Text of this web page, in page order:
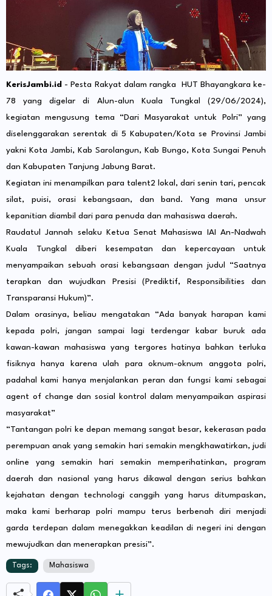
KerisJambi.id - Pesta Rakyat dalam rangka HUT Bhayangkara ke-
78 yang digelar di Alun-alun Kuala Tungkal (29/06/2024),
kegiatan mengusung tema “Dari Masyarakat untuk Polri” yang
diselenggarakan serentak di 5 Kabupaten/Kota se Provinsi Jambi
yakni Kota Jambi, Kab Sarolangun, Kab Bungo, Kota Sungai Penuh
dan Kabupaten Tanjung Jabung Barat.
Kegiatan ini menampilkan para talent2 lokal, dari senin tari, pencak
silat, puisi, orasi kebangsaan, dan band. Yang mana unsur
kepanitian diambil dari para penuda dan mahasiswa daerah.
Raudatul Jannah selaku Ketua Senat Mahasiswa IAI An-Nadwah
Kuala Tungkal diberi kesempatan dan kepercayaan untuk
menyampaikan sebuah orasi kebangsaan dengan judul “Saatnya
terapkan dan wujudkan Presisi (Prediktif, Responsibilities dan
Transparansi Hukum)”.
Dalam orasinya, beliau mengatakan “Ada banyak harapan kami
kepada polri, jangan sampai lagi terdengar kabar buruk ada
kawan-kawan mahasiswa yang tergores hatinya bahkan terluka
fisiknya hanya karena ulah para oknum-oknum anggota polri,
padahal kami hanya menjalankan peran dan fungsi kami sebagai
agent of change dan sosial kontrol dalam menyampaikan aspirasi
masyarakat”
“Tantangan polri ke depan memang sangat besar, kekerasan pada
perempuan anak yang semakin hari semakin mengkhawatirkan, judi
online yang semakin hari semakin memperihatinkan, program
daerah dan nasional yang harus dikawal dengan serius bahkan
kejahatan dengan technologi canggih yang harus ditumpaskan,
maka kami berharap polri mampu terus berbenah diri menjadi
garda terdepan dalam menegakkan keadilan di negeri ini dengan
mewujudkan dan menerapkan presisi”.
Tags: Mahasiswa